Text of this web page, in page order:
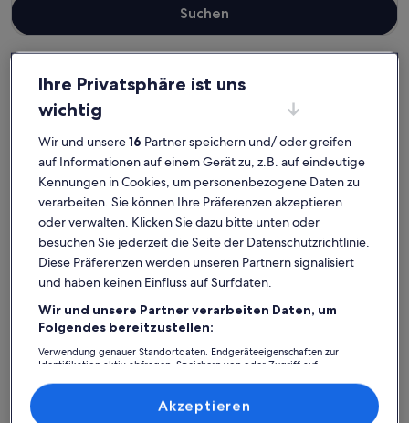
Suchen
Ferienwohnungen und Apartments in Rheinsberg
Rheinsberg: Entdecke
Ferienwohnungen und
Apartments
Weitere Infos zu Sunday Resort Marina DoppelzimmerWeitere
Ihre Privatsphäre ist uns
wichtig
Wir und unsere16 Partner speichern und/ oder greifen
auf Informationen auf einem Gerät zu, z.B. auf eindeutige
Kennungen in Cookies, um personenbezogene Daten zu
verarbeiten. Sie können Ihre Präferenzen akzeptieren
oder verwalten. Klicken Sie dazu bitte unten oder
besuchen Sie jederzeit die Seite der Datenschutzrichtlinie.
Diese Präferenzen werden unseren Partnern signalisiert
und haben keinen Einfluss auf Surfdaten.
Wir und unsere Partner verarbeiten Daten, um
Folgendes bereitzustellen:
Verwendung genauer Standortdaten. Endgeräteeigenschaften zur
Identifikation aktiv abfragen. Speichern von oder Zugriff auf
Inhalte, Messung von Werbeleistung und der Performance von Inhalten,
Zielgruppenforschung sowie Entwicklung und Verbesserung von
Akzeptieren